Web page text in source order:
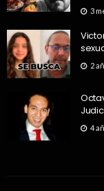
3
2
4